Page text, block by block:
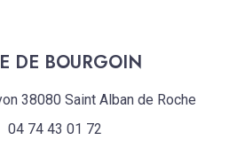
DE BOURGOIN
38080 Saint Alban de Roche
04 74 43 01 72